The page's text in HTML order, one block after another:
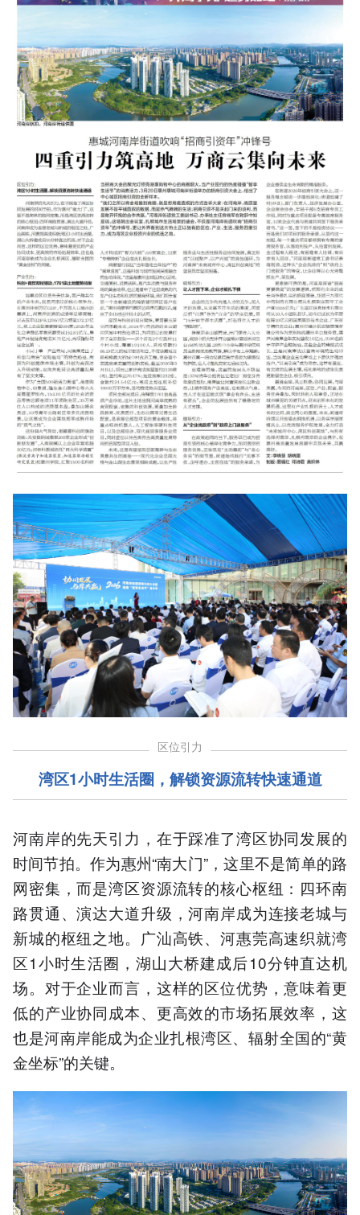
区位引力
湾区1小时生活圈， 解锁资源流转快速通道
河南岸的先天引力，在于踩准了湾区协同发展的
时间节拍。作为惠州“南大门”，这里不是简单的路
网密集，而是湾区资源流转的核心枢纽：四环南
路贯通、演达大道升级，河南岸成为连接老城与
新城的枢纽之地。广汕高铁、河惠莞高速织就湾
区1小时生活圈，湖山大桥建成后10分钟直达机
场。对于企业而言，这样的区位优势，意味着更
低的产业协同成本、更高效的市场拓展效率，这
也是河南岸能成为企业扎根湾区、辐射全国的“黄
金坐标”的关键。